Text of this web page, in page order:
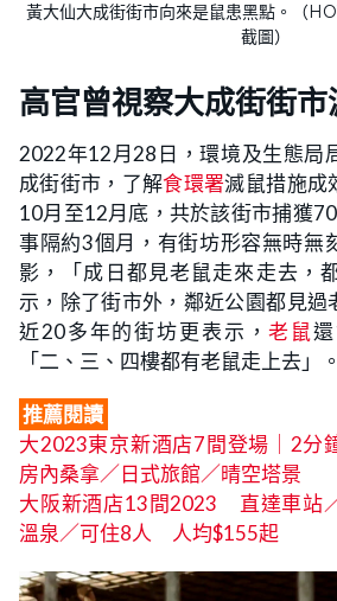
黃大仙大成街街市向來是鼠患黑點。（
截圖）
高官曾視察大成街街
2022年12月28日，環境及生態局
成街街市，了解食環署滅鼠措施成
10月至12月底，共於該街市捕獲
事隔約3個月，有街坊形容無時無
影，「成日都見老鼠走來走去，
示，除了街市外，鄰近公園都見過
近20多年的街坊更表示，老鼠
「二、三、四樓都有老鼠走上去」。
推薦閱讀
大2023東京新酒店7間登場｜2分
房內桑拿／日式旅館／晴空塔景
大阪新酒店13間2023 直達車站
溫泉／可住8人 人均$155起